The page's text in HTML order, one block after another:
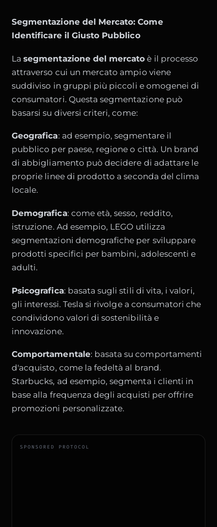
Segmentazione del Mercato: Come
Identificare il Giusto Pubblico
Lasegmentazione del mercato è il processo
attraverso cui un mercato ampio viene
suddiviso in gruppi più piccoli e omogenei di
consumatori. Questa segmentazione può
basarsi su diversi criteri, come:
Geografica: ad esempio, segmentare il
pubblico per paese, regione o città. Un brand
di abbigliamento può decidere di adattare le
proprie linee di prodotto a seconda del clima
locale.
Demografica: come età, sesso, reddito,
istruzione. Ad esempio, LEGO utilizza
segmentazioni demografiche per sviluppare
prodotti specifici per bambini, adolescenti e
adulti.
Psicografica: basata sugli stili di vita, i valori,
gli interessi. Tesla si rivolge a consumatori che
condividono valori di sostenibilità e
innovazione.
Comportamentale: basata su comportamenti
d'acquisto, come la fedeltà al brand.
Starbucks, ad esempio, segmenta i clienti in
base alla frequenza degli acquisti per offrire
promozioni personalizzate.
SPONSORED PROTOCOL